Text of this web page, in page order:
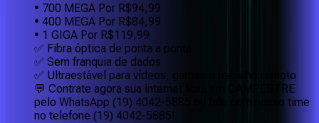
• 700 MEGA Por R$94,99
• 400 MEGA Por R$84,99
• 1 GIGA Por R$119,99
✅ Fibra óptica de ponta a ponta
✅ Sem franquia de dados
✅ Ultraestável para vídeos, games e trabalho remoto
💬 Contrate agora sua internet fibra em CAMPESTRE
pelo WhatsApp (19) 4042-5885 ou fale com nosso time
no telefone (19) 4042-5885!